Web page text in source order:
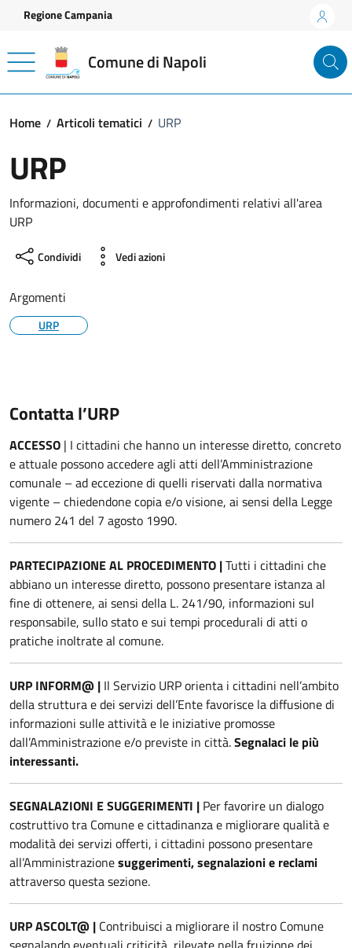
Vai ai contenuti
Vai al footer
Regione Campania
Comune di Napoli
Home Articoli tematici URP
URP
Informazioni, documenti e approfondimenti relativi all'area
URP
Condividi Vedi azioni
Argomenti
URP
Contatta l’URP
ACCESSO | I cittadini che hanno un interesse diretto, concreto
e attuale possono accedere agli atti dell’Amministrazione
comunale – ad eccezione di quelli riservati dalla normativa
vigente – chiedendone copia e/o visione, ai sensi della Legge
numero 241 del 7 agosto 1990.
PARTECIPAZIONE AL PROCEDIMENTO |Tutti i cittadini che
abbiano un interesse diretto, possono presentare istanza al
fine di ottenere, ai sensi della L. 241/90, informazioni sul
responsabile, sullo stato e sui tempi procedurali di atti o
pratiche inoltrate al comune.
URP INFORM@ | Il Servizio URP orienta i cittadini nell’ambito
della struttura e dei servizi dell’Ente favorisce la diffusione di
informazioni sulle attività e le iniziative promosse
dall’Amministrazione e/o previste in città.Segnalaci le più
interessanti.
SEGNALAZIONI E SUGGERIMENTI | Per favorire un dialogo
costruttivo tra Comune e cittadinanza e migliorare qualità e
modalità dei servizi offerti, i cittadini possono presentare
all’Amministrazionesuggerimenti, segnalazioni e reclami
attraverso questa sezione.
URP ASCOLT@ | Contribuisci a migliorare il nostro Comune